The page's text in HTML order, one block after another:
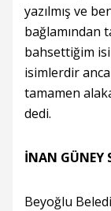
yazılmış ve
bağlamından
bahsettiğim
isimlerdir
tamamen
dedi.
İNAN GÜNEY
Beyoğlu